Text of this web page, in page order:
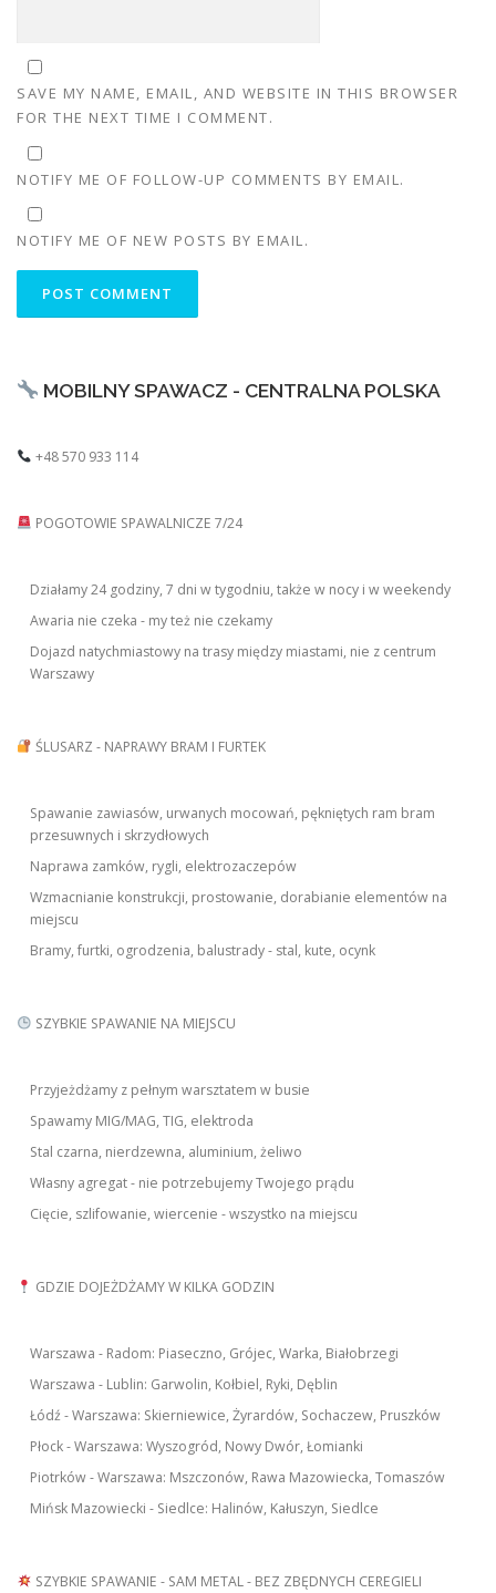
SAVE MY NAME, EMAIL, AND WEBSITE IN THIS BROWSER
FOR THE NEXT TIME I COMMENT.
NOTIFY ME OF FOLLOW-UP COMMENTS BY EMAIL.
NOTIFY ME OF NEW POSTS BY EMAIL.
MOBILNY SPAWACZ - CENTRALNA POLSKA
+48 570 933 114
POGOTOWIE SPAWALNICZE 7/24
Działamy 24 godziny, 7 dni w tygodniu, także w nocy i w weekendy
Awaria nie czeka - my też nie czekamy
Dojazd natychmiastowy na trasy między miastami, nie z centrum
Warszawy
ŚLUSARZ - NAPRAWY BRAM I FURTEK
Spawanie zawiasów, urwanych mocowań, pękniętych ram bram
przesuwnych i skrzydłowych
Naprawa zamków, rygli, elektrozaczepów
Wzmacnianie konstrukcji, prostowanie, dorabianie elementów na
miejscu
Bramy, furtki, ogrodzenia, balustrady - stal, kute, ocynk
SZYBKIE SPAWANIE NA MIEJSCU
Przyjeżdżamy z pełnym warsztatem w busie
Spawamy MIG/MAG, TIG, elektroda
Stal czarna, nierdzewna, aluminium, żeliwo
Własny agregat - nie potrzebujemy Twojego prądu
Cięcie, szlifowanie, wiercenie - wszystko na miejscu
GDZIE DOJEŻDŻAMY W KILKA GODZIN
Warszawa - Radom: Piaseczno, Grójec, Warka, Białobrzegi
Warszawa - Lublin: Garwolin, Kołbiel, Ryki, Dęblin
Łódź - Warszawa: Skierniewice, Żyrardów, Sochaczew, Pruszków
Płock - Warszawa: Wyszogród, Nowy Dwór, Łomianki
Piotrków - Warszawa: Mszczonów, Rawa Mazowiecka, Tomaszów
Mińsk Mazowiecki - Siedlce: Halinów, Kałuszyn, Siedlce
SZYBKIE SPAWANIE - SAM METAL - BEZ ZBĘDNYCH CEREGIELI